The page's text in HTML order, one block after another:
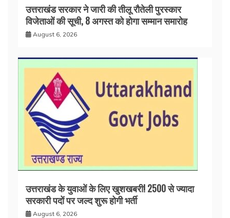
उत्तराखंड सरकार ने जारी की तीलू रौतेली पुरस्कार
विजेताओं की सूची, 8 अगस्त को होगा सम्मान समारोह
August 6, 2026
उत्तराखंड के युवाओं के लिए खुशखबरी! 2500 से ज्यादा
सरकारी पदों पर जल्द शुरू होगी भर्ती
August 6, 2026